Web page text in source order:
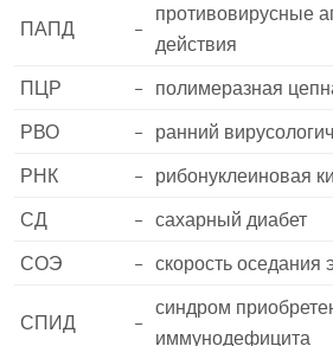
ПАПД –
противовирусные
действия
ПЦР
– полимеразная
РВО
– ранний
РНК
– рибонуклеиновая
СД
– сахарный диабет
СОЭ
– скорость оседания
СПИД –
синдром
иммунодефицита